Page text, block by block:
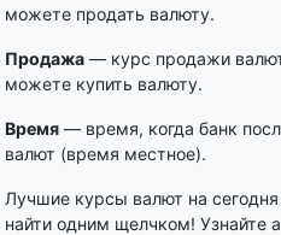
можете продать валюту.
Продажа — курс продажи
можете купить валюту.
Время — время, когда банк
валют (время местное).
Лучшие курсы валют на
найти одним щелчком! Узнайте